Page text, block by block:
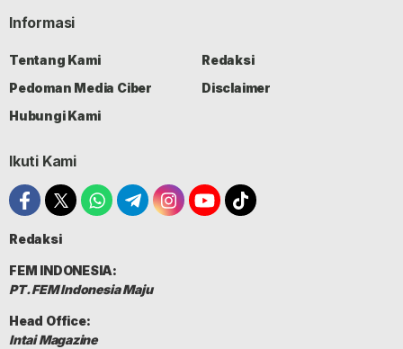
Informasi
Tentang Kami
Redaksi
Pedoman Media Ciber
Disclaimer
Hubungi Kami
Ikuti Kami
Redaksi
FEM INDONESIA:
PT. FEM Indonesia Maju
Head Office:
Intai Magazine